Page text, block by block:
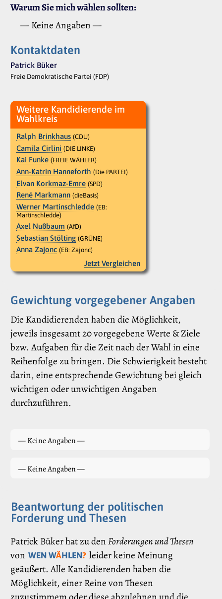
Warum Sie mich wählen sollten:
— Keine Angaben —
Kontaktdaten
Patrick Büker
Freie Demokratische Partei (FDP)
Weitere Kandidierende im
Wahlkreis
Ralph Brinkhaus (CDU)
Camila Cirlini (DIE LINKE)
Kai Funke (FREIE WÄHLER)
Ann-Katrin Hanneforth (Die PARTEI)
Elvan Korkmaz-Emre (SPD)
René Markmann (dieBasis)
Werner Martinschledde (EB:
Martinschledde)
Axel Nußbaum (AfD)
Sebastian Stölting (GRÜNE)
Anna Zajonc (EB: Zajonc)
Jetzt Vergleichen
Gewichtung vorgegebener Angaben
Die Kandidierenden haben die Möglichkeit,
jeweils insgesamt 20 vorgegebene Werte & Ziele
bzw. Aufgaben für die Zeit nach der Wahl in eine
Reihenfolge zu bringen. Die Schwierigkeit besteht
darin, eine entsprechende Gewichtung bei gleich
wichtigen oder unwichtigen Angaben
durchzuführen.
— Keine Angaben —
— Keine Angaben —
Beantwortung der politischen
Forderung und Thesen
Patrick Büker hat zu denForderungen und Thesen
von WEN WÄHLEN? leider keine Meinung
geäußert. Alle Kandidierenden haben die
Möglichkeit, einer Reine von Thesen